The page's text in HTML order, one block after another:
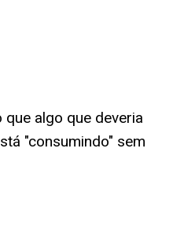
algo que deveria
"consumindo" sem